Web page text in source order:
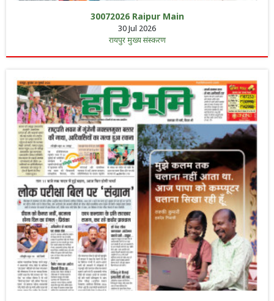
30072026 Raipur Main
30 Jul 2026
रायपुर मुख्य संस्करण